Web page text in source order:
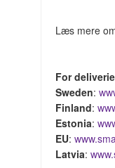
Læs mere
For
Sweden:
Finland:
Estonia:
EU:
Latvia: